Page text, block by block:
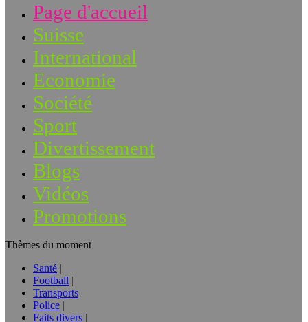
Page d'accueil
Suisse
International
Economie
Société
Sport
Divertissement
Blogs
Vidéos
Promotions
Thèmes du moment
Santé
Football
Transports
Police
Faits divers